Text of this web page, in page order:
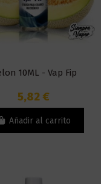
10ML - Vap Fip
5,82 €
Añadir al carrito